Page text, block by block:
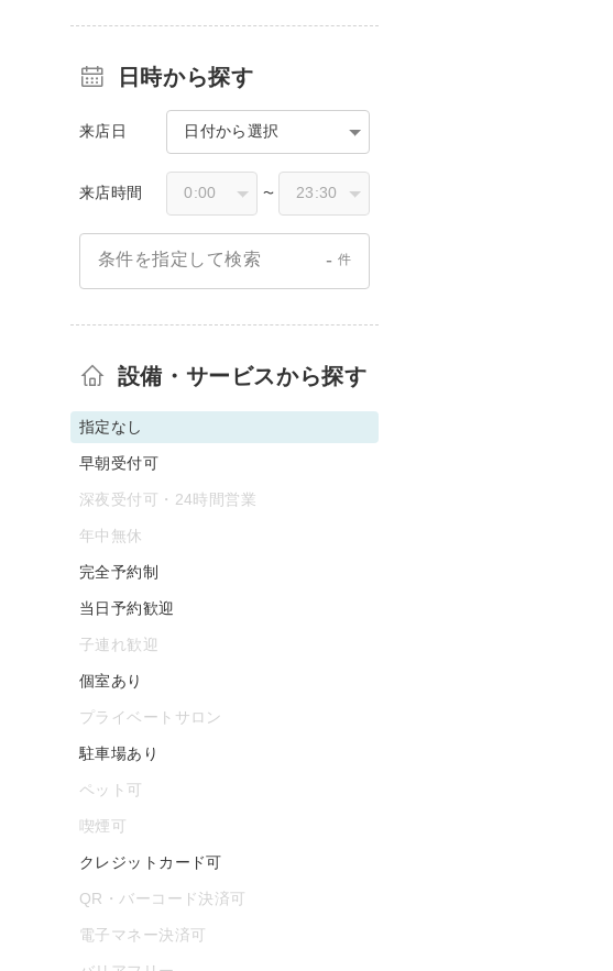
日時から探す
来店日 日付から選択
来店時間 〜
条件を指定して検索 - 件
設備・サービスから探す
指定なし
早朝受付可
深夜受付可・24時間営業
年中無休
完全予約制
当日予約歓迎
子連れ歓迎
個室あり
プライベートサロン
駐車場あり
ペット可
喫煙可
クレジットカード可
QR・バーコード決済可
電子マネー決済可